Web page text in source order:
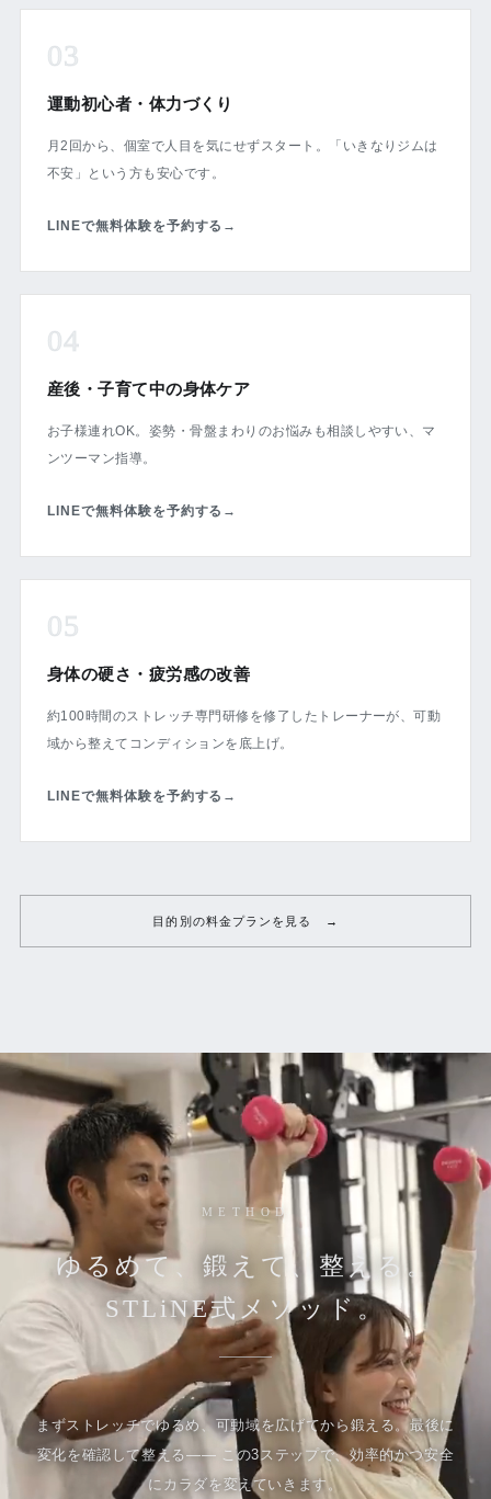
03
運動初心者・体力づくり
月2回から、個室で人目を気にせずスタート。「いきなりジムは
不安」という方も安心です。
LINEで無料体験を予約する →
04
産後・子育て中の身体ケア
お子様連れOK。姿勢・骨盤まわりのお悩みも相談しやすい、マ
ンツーマン指導。
LINEで無料体験を予約する →
05
身体の硬さ・疲労感の改善
約100時間のストレッチ専門研修を修了したトレーナーが、可動
域から整えてコンディションを底上げ。
LINEで無料体験を予約する →
目的別の料金プランを見る
METHOD
ゆるめて、鍛えて、整える。
STLiNE式メソッド。
まずストレッチでゆるめ、可動域を広げてから鍛える。最後に
変化を確認して整える—— この3ステップで、効率的かつ安全
にカラダを変えていきます。